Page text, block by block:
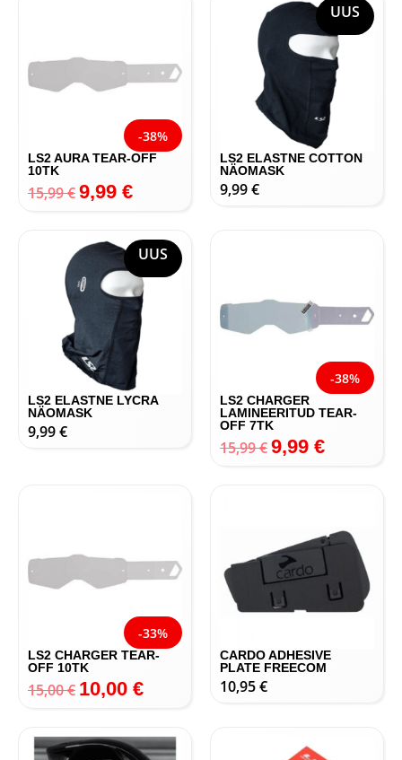
-38%
LS2 AURA TEAR-OFF
10TK
15,99€9,99 €
UUS
LS2 ELASTNE COTTON
NÄOMASK
9,99€
UUS
LS2 ELASTNE LYCRA
NÄOMASK
9,99€
-38%
LS2 CHARGER
LAMINEERITUD TEAR-
OFF 7TK
15,99€9,99 €
-33%
LS2 CHARGER TEAR-
OFF 10TK
15,00€ 10,00 €
CARDO ADHESIVE
PLATE FREECOM
10,95€